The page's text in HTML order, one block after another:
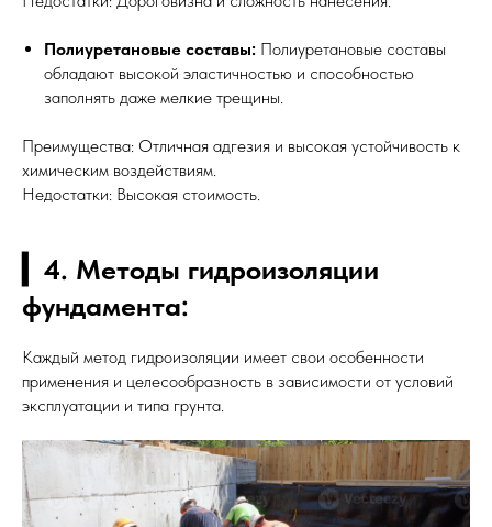
Полиуретановые составы: Полиуретановые составы
обладают высокой эластичностью и способностью
заполнять даже мелкие трещины.
Преимущества: Отличная адгезия и высокая устойчивость к
химическим воздействиям.
Недостатки: Высокая стоимость.
▎4. Методы гидроизоляции
фундамента:
Каждый метод гидроизоляции имеет свои особенности
применения и целесообразность в зависимости от условий
эксплуатации и типа грунта.